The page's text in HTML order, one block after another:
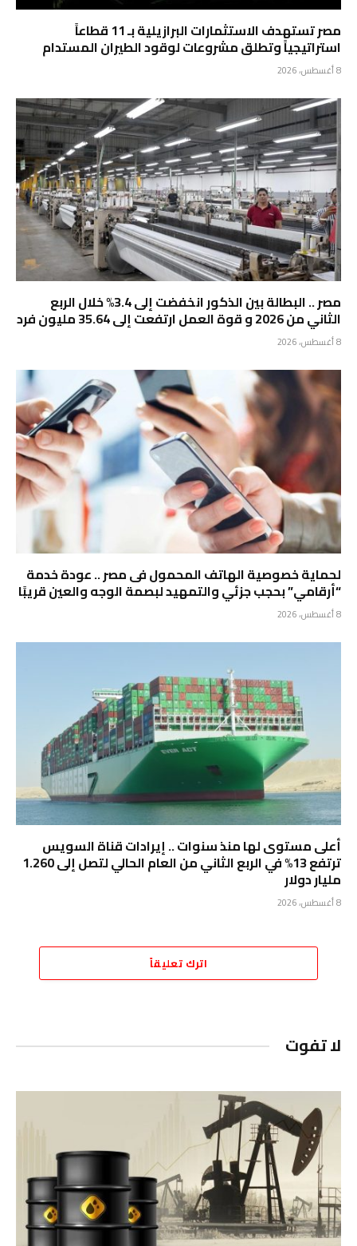
مصر تستهدف الاستثمارات البرازيلية بـ 11 قطاعاً
استراتيجياً وتطلق مشروعات لوقود الطيران المستدام
8 أغسطس، 2026
مصر .. البطالة بين الذكور انخفضت إلى 3.4% خلال الربع
الثاني من 2026 و قوة العمل ارتفعت إلى 35.64 مليون فرد
8 أغسطس، 2026
لحماية خصوصية الهاتف المحمول فى مصر .. عودة خدمة
“أرقامي” بحجب جزئي والتمهيد لبصمة الوجه والعين قريبًا
8 أغسطس، 2026
أعلى مستوى لها منذ سنوات .. إيرادات قناة السويس
ترتفع 13% في الربع الثاني من العام الحالي لتصل إلى 1.260
مليار دولار
8 أغسطس، 2026
اترك تعليقاً
لا تفوت